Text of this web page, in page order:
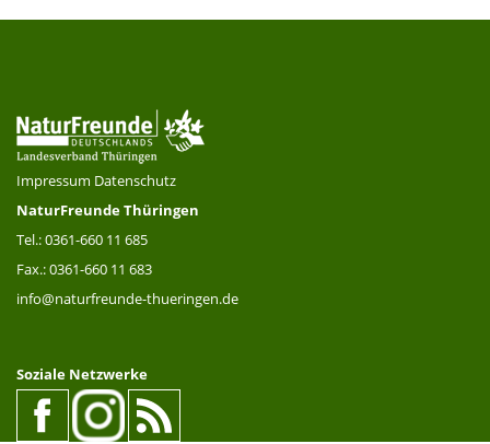
Impressum Datenschutz
NaturFreunde Thüringen
Tel.: 0361-660 11 685
Fax.: 0361-660 11 683
info@naturfreunde-thueringen.de
Soziale Netzwerke